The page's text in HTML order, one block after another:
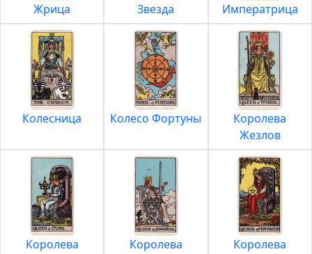
Жрица Звезда Императрица
Колесница Колесо Фортуны
Королева
Жезлов
Королева
Королева
Королева